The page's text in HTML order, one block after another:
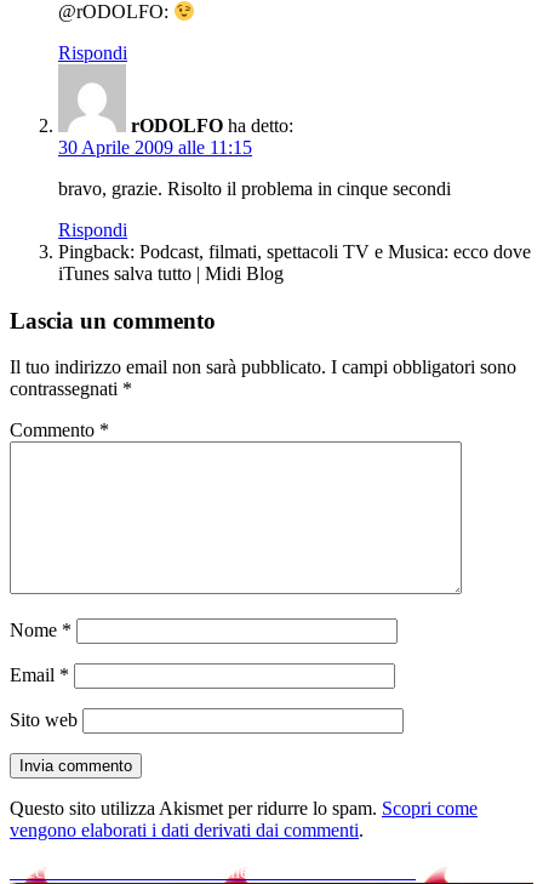
@rODOLFO:
Rispondi
rODOLFO ha detto:
30 Aprile 2009 alle 11:15
bravo, grazie. Risolto il problema in cinque secondi
Rispondi
Pingback: Podcast, filmati, spettacoli TV e Musica: ecco dove
iTunes salva tutto | Midi Blog
Lascia un commento
Il tuo indirizzo email non sarà pubblicato. I campi obbligatori sono
contrassegnati *
Commento *
Nome *
Email *
Sito web
Questo sito utilizza Akismet per ridurre lo spam. Scopri come
vengono elaborati i dati derivati dai commenti.
Navigazione
Precedente
Come creare un file PDF con PDFcreator